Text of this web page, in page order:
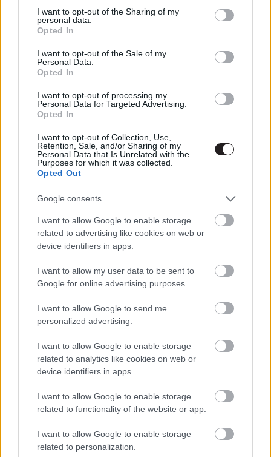
not limited to your visit or usage behaviour. You may click to
grant or deny consent to Google and its third-party tags to
use your data for below specified purposes in below Google
consent section.
I want to opt-out of the Sharing of my
personal data.
Opted In
I want to opt-out of the Sale of my
Personal Data.
Opted In
I want to opt-out of processing my
Personal Data for Targeted Advertising.
Opted In
I want to opt-out of Collection, Use,
Retention, Sale, and/or Sharing of my
Personal Data that Is Unrelated with the
Purposes for which it was collected.
Opted Out
Google consents
I want to allow Google to enable storage
related to advertising like cookies on web or
device identifiers in apps.
I want to allow my user data to be sent to
Google for online advertising purposes.
I want to allow Google to send me
personalized advertising.
I want to allow Google to enable storage
related to analytics like cookies on web or
device identifiers in apps.
I want to allow Google to enable storage
related to functionality of the website or app.
I want to allow Google to enable storage
related to personalization.
neki: üzletet ajánl a férfinak; bármennyit fizet, csak
szedje rendbe az általa írt forgatókönyvet. Joe pedig
egészbe, de arra már későn jön rá, hogy Norma beleőrült
a kiégésbe és beszámíthatatlanná vált...
elbeszélésmódot alkalmaz, nevezetesen a retrospektív
stílust - ezt egyébként maga Wilder tette népszerűvé az
1944-es mozijával, a Kettős kárigénnyel. A cselekmény
elején egy medencében úszó hullát látunk (ahogyan ezt a
jelenetet felvették, már alátámasztja a filmtörténeti
történetet. Ez hatalmas rizikót vonhatott volna maga
show, don't talk (vagyis a
ne magyarázd ) forgatókönyvírói szokásnak teljesen az
ellentéte. Szerencsére Wilderék nem estek át a ló túlsó